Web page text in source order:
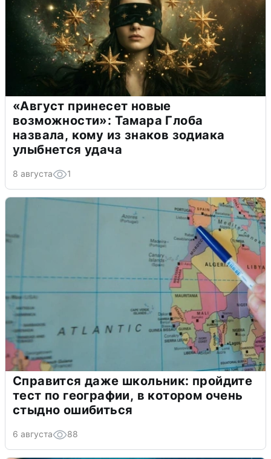
«Август принесет новые
возможности»: Тамара Глоба
назвала, кому из знаков зодиака
улыбнется удача
8 августа 1
Справится даже школьник: пройдите
тест по географии, в котором очень
стыдно ошибиться
6 августа 88